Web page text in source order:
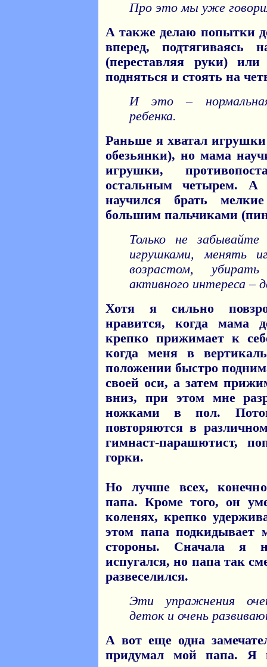
Про это мы уже
А также делаю попытки
вперед, подтягиваясь
(переставляя руки)
подняться и стоять на
И это – нормальная
ребенка.
Раньше я хватал
обезьянки), но мама
игрушки,
остальным четырем.
научился брать
большим пальчиками
Только не забывайте
игрушками, менять
возрастом,
активного интереса –
Хотя я сильно
нравится, когда мама
крепко прижимает к
когда меня в
положении быстро
своей оси, а затем
вниз, при этом мне
ножками в пол.
повторяются в
гимнаст-парашютист,
горки.
Но лучше всех,
папа. Кроме того, он
коленях, крепко
этом папа подкидывает
стороны. Сначала я
испугался, но папа так
развеселился.
Эти упражнения
деток и очень
А вот еще одна
придумал мой папа. Я